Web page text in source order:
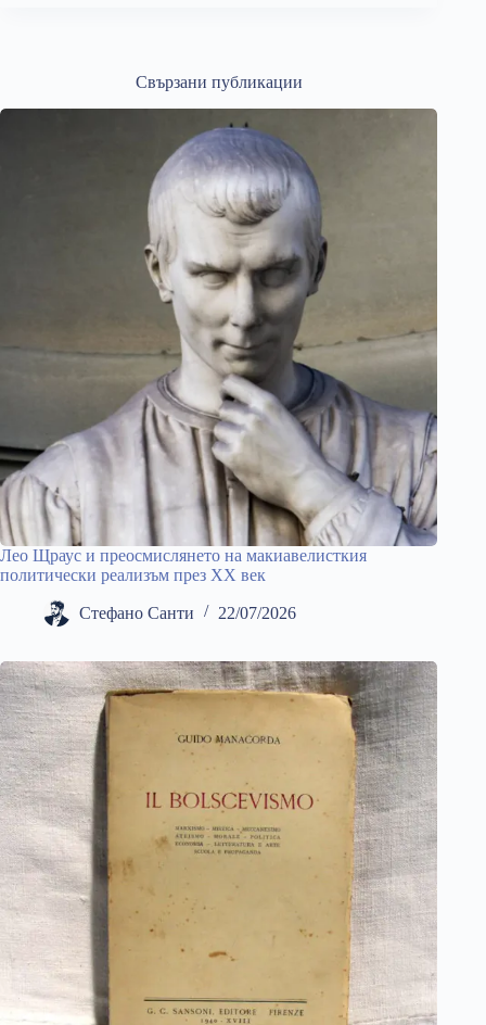
Свързани публикации
Лео Щраус и преосмислянето на макиавелисткия
политически реализъм през ХХ век
Стефано Санти 22/07/2026